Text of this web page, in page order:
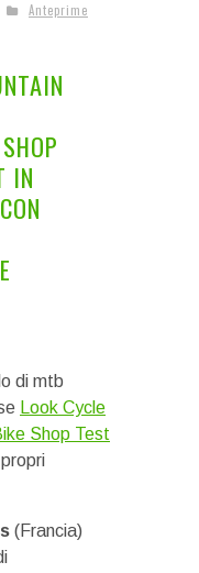
Anteprime
IN
di mtb
Look Cycle
Shop Test
(Francia)